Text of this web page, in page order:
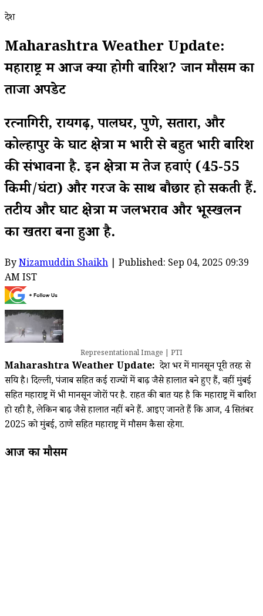
देश
Maharashtra Weather Update:
महाराष्ट्र में आज क्या होगी बारिश? जानें मौसम का
ताजा अपडेट
रत्नागिरी, रायगढ़, पालघर, पुणे, सतारा, और
कोल्हापुर के घाट क्षेत्रों में भारी से बहुत भारी बारिश
की संभावना है. इन क्षेत्रों में तेज हवाएं (45-55
किमी/घंटा) और गरज के साथ बौछारें हो सकती हैं.
तटीय और घाट क्षेत्रों में जलभराव और भूस्खलन
का खतरा बना हुआ है.
ByNizamuddin Shaikh | Published: Sep 04, 2025 09:39
AM IST
Representational Image | PTI
Maharashtra Weather Update: देश भर में मानसून पूरी तरह से
सक्रिय है। दिल्ली, पंजाब सहित कई राज्यों में बाढ़ जैसे हालात बने हुए हैं, वहीं मुंबई
सहित महाराष्ट्र में भी मानसून जोरों पर है. राहत की बात यह है कि महाराष्ट्र में बारिश
हो रही है, लेकिन बाढ़ जैसे हालात नहीं बने हैं. आइए जानते हैं कि आज, 4 सितंबर
2025 को मुंबई, ठाणे सहित महाराष्ट्र में मौसम कैसा रहेगा.
आज का मौसम